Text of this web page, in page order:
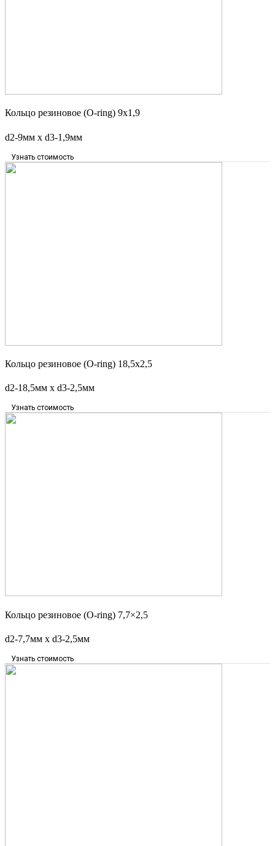
Кольцо резиновое (O-ring) 9х1,9
d2-9мм x d3-1,9мм
Узнать стоимость
Кольцо резиновое (O-ring) 18,5х2,5
d2-18,5мм x d3-2,5мм
Узнать стоимость
Кольцо резиновое (O-ring) 7,7×2,5
d2-7,7мм x d3-2,5мм
Узнать стоимость